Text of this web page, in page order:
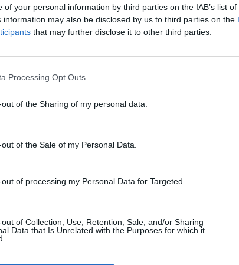
of your personal information by third parties on the IAB’s list
information may also be disclosed by us to third parties on the
that may further disclose it to other third parties.
Processing Opt Outs
of the Sharing of my personal data.
of the Sale of my Personal Data.
of processing my Personal Data for Targeted
of Collection, Use, Retention, Sale, and/or Sharing
Data that Is Unrelated with the Purposes for which it